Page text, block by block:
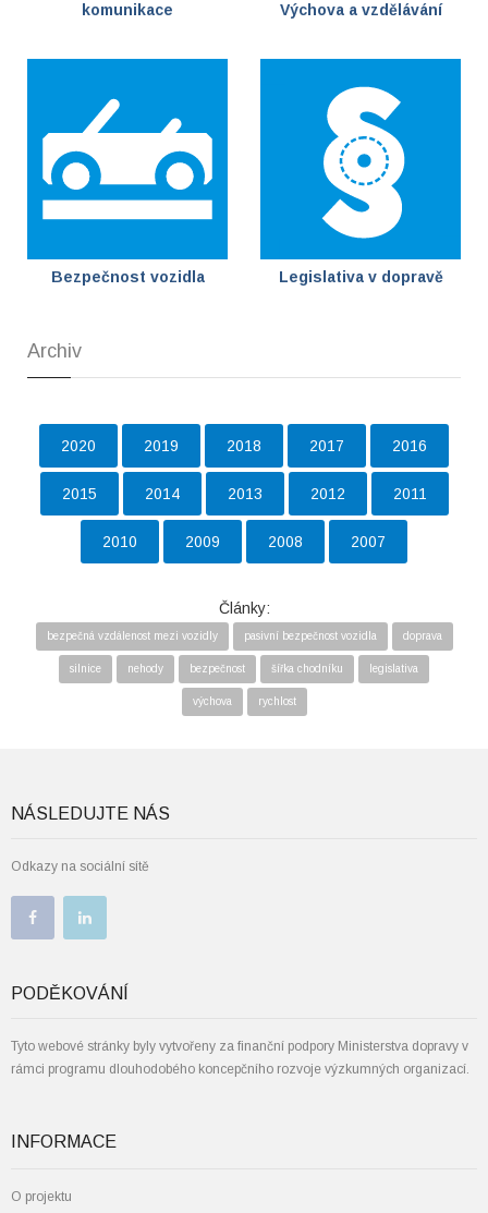
komunikace
Výchova a vzdělávání
Bezpečnost vozidla Legislativa v dopravě
Archiv
2020 2019 2018 2017 2016
2015 2014 2013 2012 2011
2010 2009 2008 2007
Články:
bezpečná vzdálenost mezi vozidly pasivní bezpečnost vozidla doprava
silnice nehody bezpečnost šířka chodníku legislativa
výchova rychlost
NÁSLEDUJTE NÁS
Odkazy na sociální sítě
PODĚKOVÁNÍ
Tyto webové stránky byly vytvořeny za finanční podpory Ministerstva dopravy v
rámci programu dlouhodobého koncepčního rozvoje výzkumných organizací.
INFORMACE
O projektu